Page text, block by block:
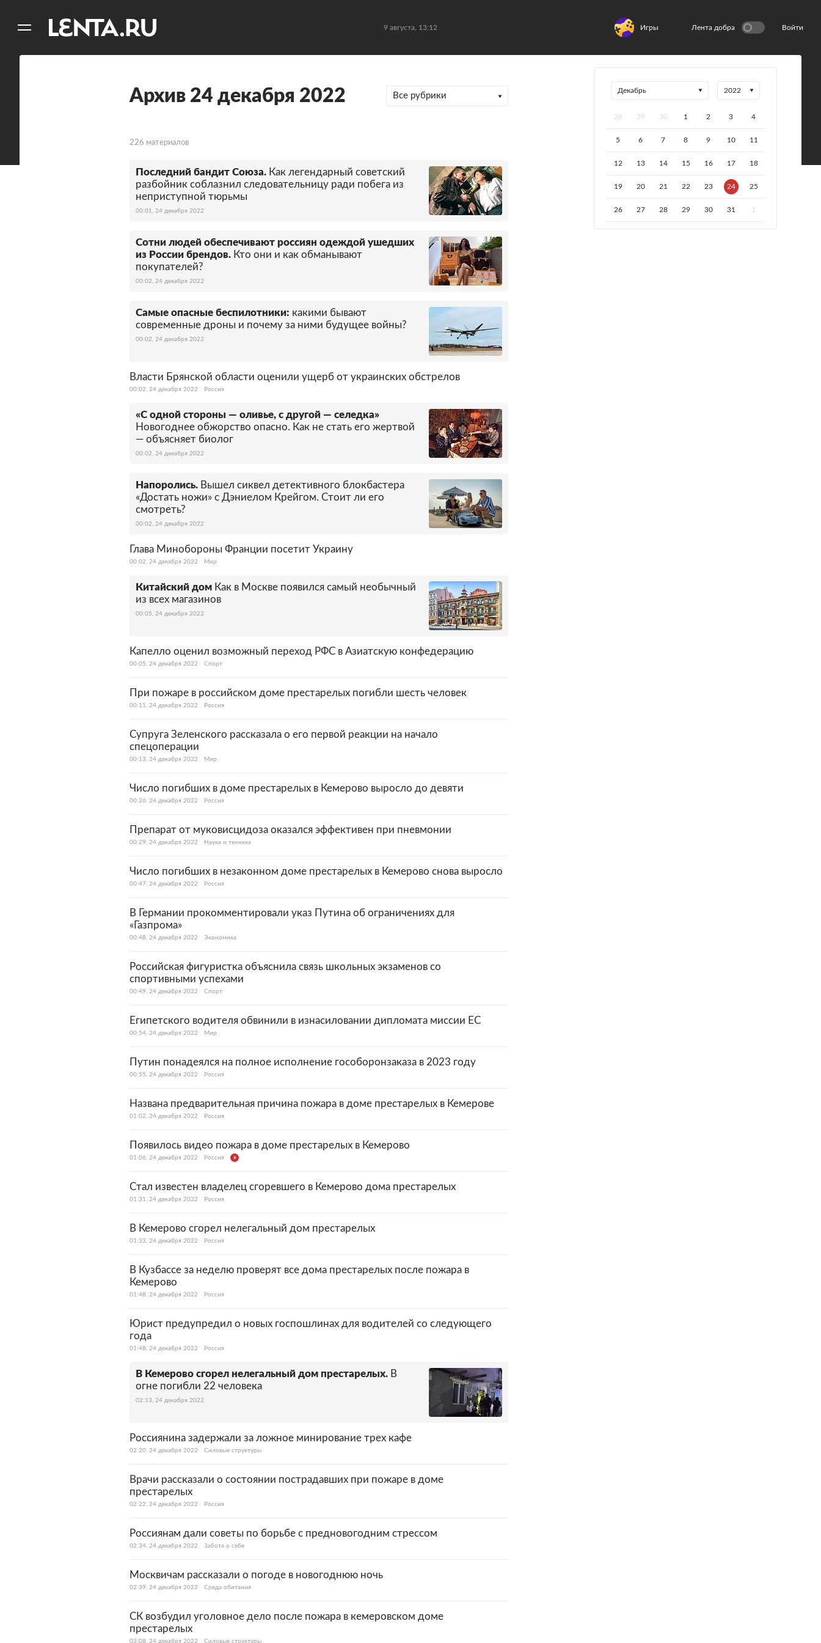
9 августа, 13:12 Игры Лента добра Войти
Архив 24 декабря 2022 Все рубрики
226 материалов
Последний бандит Союза. Как легендарный советский
разбойник соблазнил следовательницу ради побега из
неприступной тюрьмы
00:01, 24 декабря 2022
Сотни людей обеспечивают россиян одеждой ушедших
из России брендов. Кто они и как обманывают
покупателей?
00:02, 24 декабря 2022
Самые опасные беспилотники: какими бывают
современные дроны и почему за ними будущее войны?
00:02, 24 декабря 2022
Власти Брянской области оценили ущерб от украинских обстрелов
00:02, 24 декабря 2022 Россия
«С одной стороны — оливье, с другой — селедка»
Новогоднее обжорство опасно. Как не стать его жертвой
— объясняет биолог
00:02, 24 декабря 2022
Напоролись. Вышел сиквел детективного блокбастера
«Достать ножи» с Дэниелом Крейгом. Стоит ли его
смотреть?
00:02, 24 декабря 2022
Глава Минобороны Франции посетит Украину
00:02, 24 декабря 2022 Мир
Китайский дом Как в Москве появился самый необычный
из всех магазинов
00:05, 24 декабря 2022
Капелло оценил возможный переход РФС в Азиатскую конфедерацию
00:05, 24 декабря 2022 Спорт
При пожаре в российском доме престарелых погибли шесть человек
00:11, 24 декабря 2022 Россия
Супруга Зеленского рассказала о его первой реакции на начало
спецоперации
00:13, 24 декабря 2022 Мир
Число погибших в доме престарелых в Кемерово выросло до девяти
00:26, 24 декабря 2022 Россия
Препарат от муковисцидоза оказался эффективен при пневмонии
00:29, 24 декабря 2022 Наука и техника
Число погибших в незаконном доме престарелых в Кемерово снова выросло
00:47, 24 декабря 2022 Россия
В Германии прокомментировали указ Путина об ограничениях для
«Газпрома»
00:48, 24 декабря 2022 Экономика
Российская фигуристка объяснила связь школьных экзаменов со
спортивными успехами
00:49, 24 декабря 2022 Спорт
Египетского водителя обвинили в изнасиловании дипломата миссии ЕС
00:54, 24 декабря 2022 Мир
Путин понадеялся на полное исполнение гособоронзаказа в 2023 году
00:55, 24 декабря 2022 Россия
Названа предварительная причина пожара в доме престарелых в Кемерове
01:02, 24 декабря 2022 Россия
Появилось видео пожара в доме престарелых в Кемерово
01:06, 24 декабря 2022 Россия
Стал известен владелец сгоревшего в Кемерово дома престарелых
01:31, 24 декабря 2022 Россия
В Кемерово сгорел нелегальный дом престарелых
01:33, 24 декабря 2022 Россия
В Кузбассе за неделю проверят все дома престарелых после пожара в
Кемерово
01:48, 24 декабря 2022 Россия
Юрист предупредил о новых госпошлинах для водителей со следующего
года
01:48, 24 декабря 2022 Россия
В Кемерово сгорел нелегальный дом престарелых. В
огне погибли 22 человека
02:13, 24 декабря 2022
Россиянина задержали за ложное минирование трех кафе
02:20, 24 декабря 2022 Силовые структуры
Врачи рассказали о состоянии пострадавших при пожаре в доме
престарелых
02:22, 24 декабря 2022 Россия
Россиянам дали советы по борьбе с предновогодним стрессом
02:34, 24 декабря 2022 Забота о себе
Москвичам рассказали о погоде в новогоднюю ночь
02:39, 24 декабря 2022 Среда обитания
СК возбудил уголовное дело после пожара в кемеровском доме
престарелых
03:08, 24 декабря 2022 Силовые структуры
28 29 30 1 2 3 4
5 6 7 8 9 10 11
12 13 14 15 16 17 18
19 20 21 22 23 24 25
26 27 28 29 30 31 1